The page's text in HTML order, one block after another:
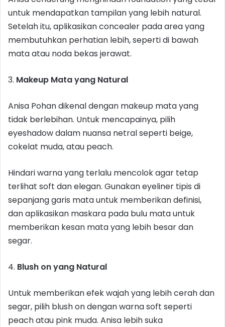
untuk mendapatkan tampilan yang lebih natural.
Setelah itu, aplikasikan concealer pada area yang
membutuhkan perhatian lebih, seperti di bawah
mata atau noda bekas jerawat.
3. Makeup Mata yang Natural
Anisa Pohan dikenal dengan makeup mata yang
tidak berlebihan. Untuk mencapainya, pilih
eyeshadow dalam nuansa netral seperti beige,
cokelat muda, atau peach.
Hindari warna yang terlalu mencolok agar tetap
terlihat soft dan elegan. Gunakan eyeliner tipis di
sepanjang garis mata untuk memberikan definisi,
dan aplikasikan maskara pada bulu mata untuk
memberikan kesan mata yang lebih besar dan
segar.
4. Blush on yang Natural
Untuk memberikan efek wajah yang lebih cerah dan
segar, pilih blush on dengan warna soft seperti
peach atau pink muda. Anisa lebih suka